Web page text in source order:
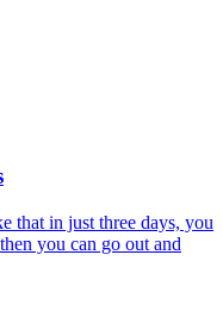
that in just three days, you
you can go out and